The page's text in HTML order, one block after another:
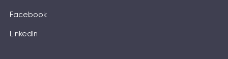
Facebook
LinkedIn